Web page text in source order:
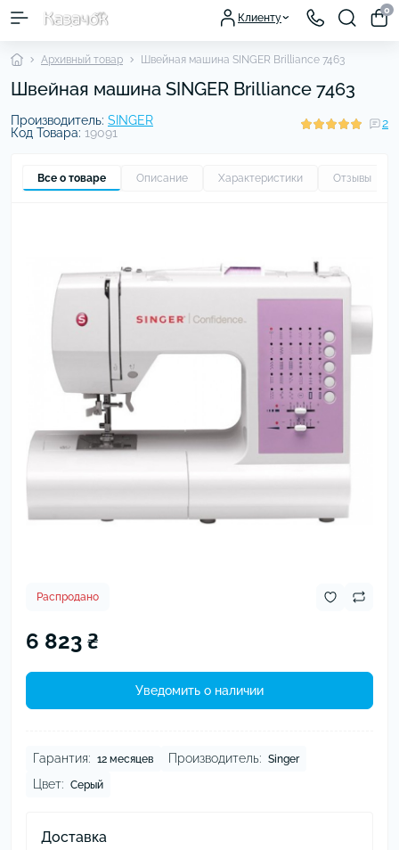
Клиенту
0
Архивный товар Швейная машина SINGER Brilliance 7463
Швейная машина SINGER Brilliance 7463
Производитель: SINGER
Код Товара: 19091
2
Все о товаре Описание Характеристики Отзывы
Распродано
6 823 ₴
Уведомить о наличии
Гарантия: 12 месяцев Производитель: Singer
Цвет: Серый
Доставка